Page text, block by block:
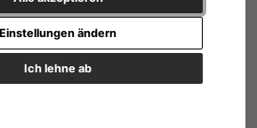
Ich lehne ab
Einstellungen ändern